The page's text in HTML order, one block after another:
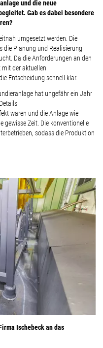
und die neue
Gab es dabei besondere
umgesetzt werden. Die
die Planung und Realisierung
Da die Anforderungen an den
mit der aktuellen
Entscheidung schnell klar.
hat ungefähr ein Jahr
waren und die Anlage wie
gewisse Zeit. Die konventionelle
sodass die Produktion
Ischebeck an das